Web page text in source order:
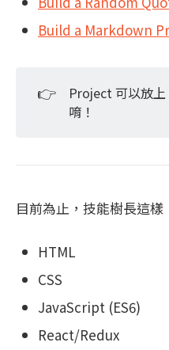
Build a Markdown
👉
Project 可以放
唷！
目前為止，技能樹長這樣
HTML
CSS
JavaScript (ES6)
React/Redux